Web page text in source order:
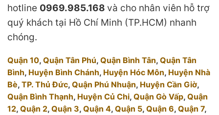
hotline 0969.985.168 và cho nhân viên hỗ trợ
quý khách tại Hồ Chí Minh (TP.HCM) nhanh
chóng.
Quận 10, Quận Tân Phú, Quận Bình Tân, Quận Tân
Bình, Huyện Bình Chánh, Huyện Hóc Môn, Huyện Nhà
Bè, TP. Thủ Đức, Quận Phú Nhuận, Huyện Cần Giờ,
Quận Bình Thạnh, Huyện Củ Chi, Quận Gò Vấp, Quận
12, Quận 2, Quận 3, Quận 4, Quận 5, Quận 6, Quận 7,